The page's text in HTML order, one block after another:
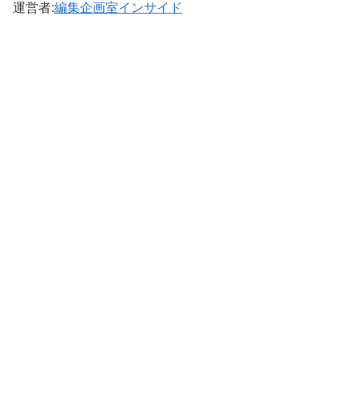
運営者:編集企画室インサイド